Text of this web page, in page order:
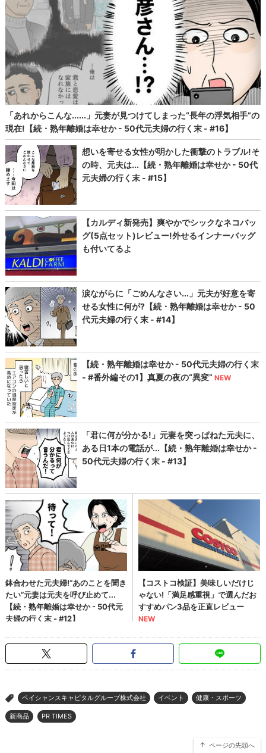
> ペイシャンスキャピタルグループ株式会社 イベント 健康・スポーツ
新商品 PR TIMES
ページの先頭へ